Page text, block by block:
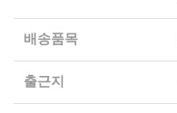
배송품목
출근지